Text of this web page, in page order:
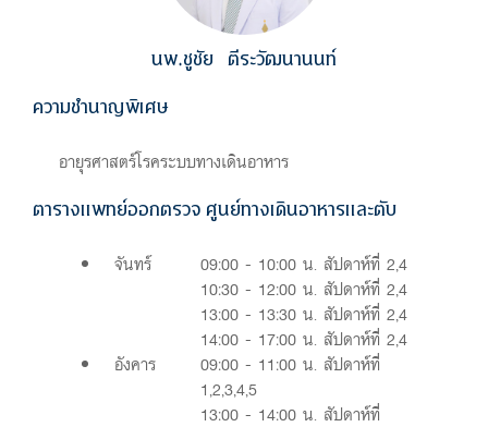
นพ.ชูชัย ตีระวัฒนานนท์
ความชำนาญพิเศษ
อายุรศาสตร์โรคระบบทางเดินอาหาร
ตารางแพทย์ออกตรวจ ศูนย์ทางเดินอาหารและตับ
จันทร์
09:00 - 10:00 น. สัปดาห์ที่ 2,4
10:30 - 12:00 น. สัปดาห์ที่ 2,4
13:00 - 13:30 น. สัปดาห์ที่ 2,4
14:00 - 17:00 น. สัปดาห์ที่ 2,4
อังคาร
09:00 - 11:00 น. สัปดาห์ที่
1,2,3,4,5
13:00 - 14:00 น. สัปดาห์ที่